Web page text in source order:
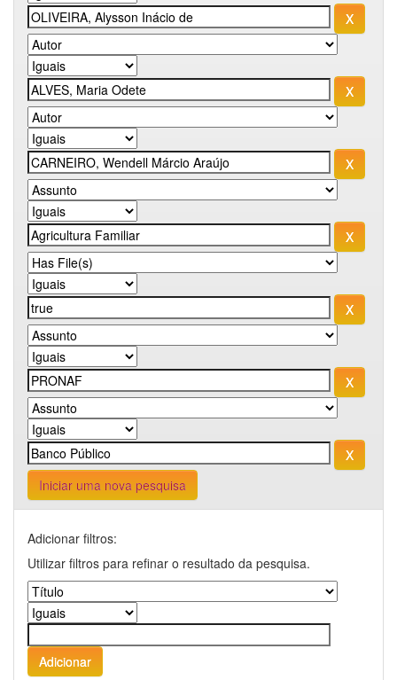
Iniciar uma nova pesquisa
Adicionar filtros:
Utilizar filtros para refinar o resultado da pesquisa.